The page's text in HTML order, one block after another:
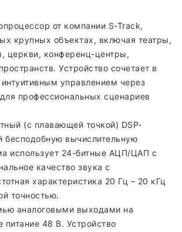
от компании S-Track,
крупных объектах, включая театры,
церкви, конференц-центры,
Устройство сочетает в
управлением через
профессиональных сценариев
(с плавающей точкой) DSP-
бесподобную вычислительную
использует 24-битные АЦП/ЦАП с
качество звука с
характеристика 20 Гц – 20 кГц
точностью.
аналоговыми выходами на
48 В. Устройство